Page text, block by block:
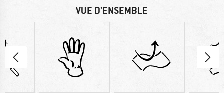
VUE D'ENSEMBLE